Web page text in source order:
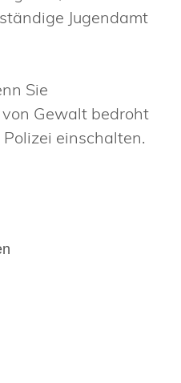
Jugendamt
Sie
Gewalt bedroht
einschalten.